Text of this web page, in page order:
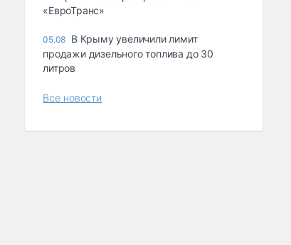
«ЕвроТранс»
05.08 В Крыму увеличили лимит
продажи дизельного топлива до 30
литров
Все новости